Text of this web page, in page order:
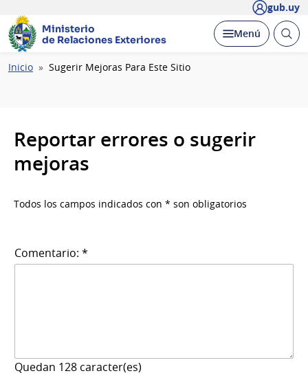
gub.uy
Ministerio
de Relaciones Exteriores
Desplegar
Menú Abrir
Ruta
Inicio Sugerir Mejoras Para Este Sitio
Reportar errores o sugerir
mejoras
Todos los campos indicados con * son obligatorios
Comentario: *
Quedan 128 caracter(es)